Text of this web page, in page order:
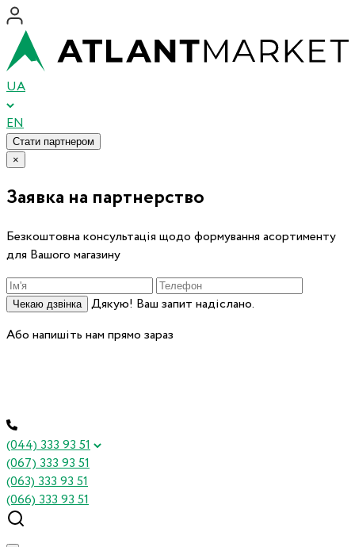
UA
EN
Стати партнером
×
Заявка на партнерство
Безкоштовна консультація щодо формування асортименту
для Вашого магазину
Чекаю дзвінка
Дякую! Ваш запит надіслано.
Або напишіть нам прямо зараз
(044) 333 93 51
(067) 333 93 51
(063) 333 93 51
(066) 333 93 51